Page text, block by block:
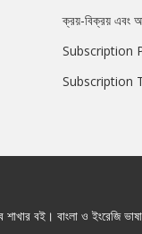
ক্রয়-বিক্রয় এবং
Subscription
Subscription
শাখার বই। বাংলা ও ইংরেজি